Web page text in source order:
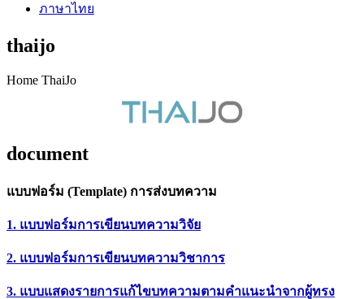
ภาษาไทย
thaijo
Home ThaiJo
document
แบบฟอร์ม (Template) การส่งบทความ
1. แบบฟอร์มการเขียนบทความวิจัย
2. แบบฟอร์มการเขียนบทความวิชาการ
3. แบบแสดงรายการแก้ไขบทความตามคำแนะนำจากผู้ทรง